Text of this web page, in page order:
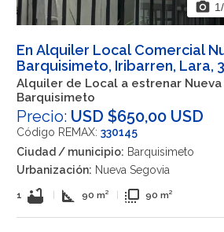
photo_camera 1
En Alquiler Local Comercial
Barquisimeto, Iribarren, Lara,
Alquiler de Local a estrenar
Barquisimeto
Precio: USD $650,00 USD
Código REMAX: 330145
Ciudad / municipio: Barquisimeto
Urbanización: Nueva Segovia
1 bathtub square_foot 90 m² flip_to_front 90 m²